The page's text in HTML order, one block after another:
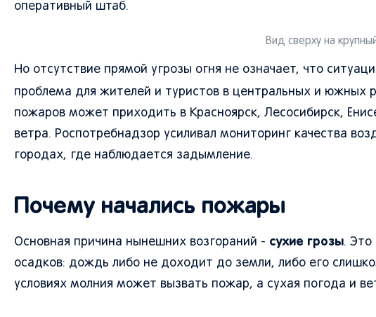
оперативный штаб.
Вид сверху на
Но отсутствие прямой угрозы огня не означает, что
проблема для жителей и туристов в центральных и южных
пожаров может приходить в Красноярск, Лесосибирск,
ветра. Роспотребнадзор усиливал мониторинг качества
городах, где наблюдается задымление.
Почему начались пожары
Основная причина нынешних возгораний - сухие грозы. Это
осадков: дождь либо не доходит до земли, либо его
условиях молния может вызвать пожар, а сухая погода и